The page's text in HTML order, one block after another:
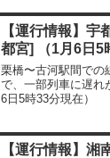
【運行情報】宇
都宮] （1月6日5
栗橋〜古河駅間での
で、一部列車に遅れ
6日5時33分現在）
【運行情報】湘